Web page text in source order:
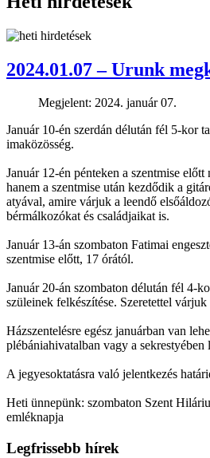
2024.01.07 – Urunk
Megjelent: 2024. január 07.
Január 10-én szerdán délután fél 5-kor
imaközösség.
Január 12-én pénteken a szentmise előtt
hanem a szentmise után kezdődik a
atyával, amire várjuk a leendő
bérmálkozókat és családjaikat is.
Január 13-án szombaton Fatimai
szentmise előtt, 17 órától.
Január 20-án szombaton délután fél 4-
szüleinek felkészítése. Szeretettel várjuk
Házszentelésre egész januárban van
plébániahivatalban vagy a sekrestyében
A jegyesoktatásra való jelentkezés
Heti ünnepünk: szombaton Szent
emléknapja
Legfrissebb hírek